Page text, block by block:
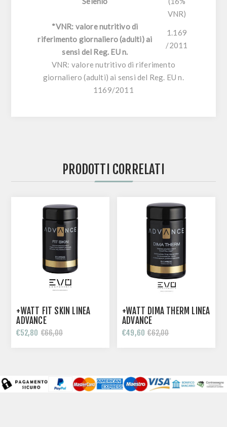
VNR)
*VNR: valore nutritivo di
riferimento giornaliero (adulti) ai
sensi del Reg. EU n.
1.169
/2011
VNR: valore nutritivo di riferimento
giornaliero (adulti) ai sensi del Reg. EU n.
1169/2011
PRODOTTI CORRELATI
+WATT FIT SKIN LINEA
ADVANCE
€52,80 €66,00
+WATT DIMA THERM LINEA
ADVANCE
€49,60 €62,00